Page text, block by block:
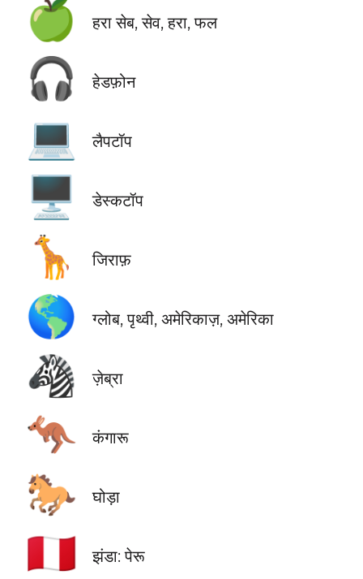
🍏 हरा सेब, सेव, हरा, फल
🎧 हेडफ़ोन
💻 लैपटॉप
🖥️ डेस्कटॉप
🦒 जिराफ़
🌎 ग्लोब, पृथ्वी, अमेरिकाज़, अमेरिका
🦓 ज़ेब्रा
🦘 कंगारू
🐎 घोड़ा
🇵🇪 झंडा: पेरू